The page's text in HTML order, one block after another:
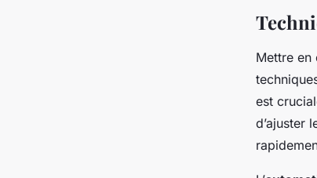
Mettre
est
d’ajuster